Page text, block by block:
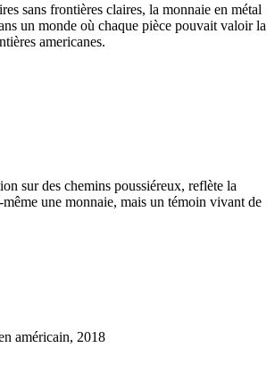
sans frontières claires, la monnaie en métal
un monde où chaque pièce pouvait valoir la
americanes.
sur des chemins poussiéreux, reflète la
une monnaie, mais un témoin vivant de
américain, 2018